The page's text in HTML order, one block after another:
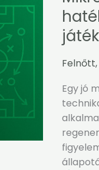
Felnőtt,
Egy jó
–
(3.
rész)